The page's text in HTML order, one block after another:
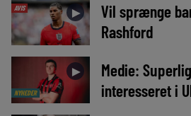
AVIS ►
Vil sprænge
Rashford
NYHEDER
►
Medie:
interesseret i